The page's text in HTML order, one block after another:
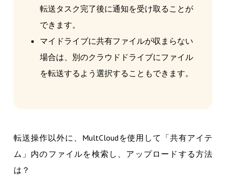
転送タスク完了後に通知を受け取ることが
できます。
マイドライブに共有ファイルが収まらない
場合は、別のクラウドドライブにファイル
を転送するよう選択することもできます。
転送操作以外に、MultCloudを使用して「共有アイテ
ム」内のファイルを検索し、アップロードする方法
は？